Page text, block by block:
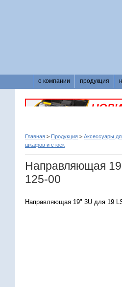
о компании продукция
Главная > Продукция > Аксессуары
шкафов и стоек
Направляющая
125-00
Направляющая 19" 3U для 19